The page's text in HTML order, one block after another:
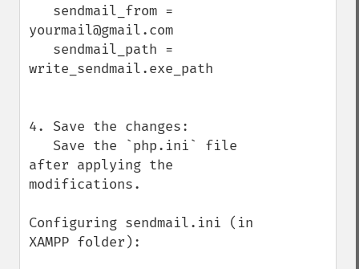
yourmail@gmail.com
write_sendmail.exe_path
4. Save the changes:
after applying the
modifications.
Configuring sendmail.ini (in
XAMPP folder):